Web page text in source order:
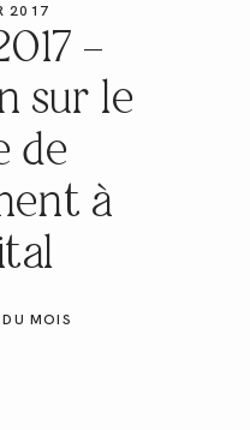
2017
–
sur le
de
à
MOIS